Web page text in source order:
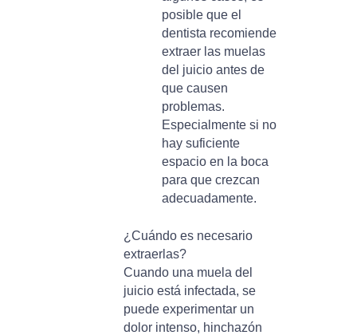
posible que el
dentista recomiende
extraer las muelas
del juicio antes de
que causen
problemas.
Especialmente si no
hay suficiente
espacio en la boca
para que crezcan
adecuadamente.
¿Cuándo es necesario
extraerlas?
Cuando una muela del
juicio está infectada, se
puede experimentar un
dolor intenso, hinchazón